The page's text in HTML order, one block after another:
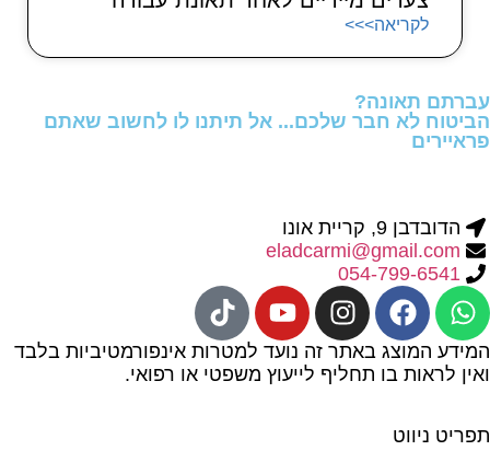
לקריאה>>>
עברתם תאונה?
הביטוח לא חבר שלכם... אל תיתנו לו לחשוב שאתם
פראיירים
הדובדבן 9, קריית אונו
eladcarmi@gmail.com
054-799-6541
המידע המוצג באתר זה נועד למטרות אינפורמטיביות בלבד
ואין לראות בו תחליף לייעוץ משפטי או רפואי.
תפריט ניווט